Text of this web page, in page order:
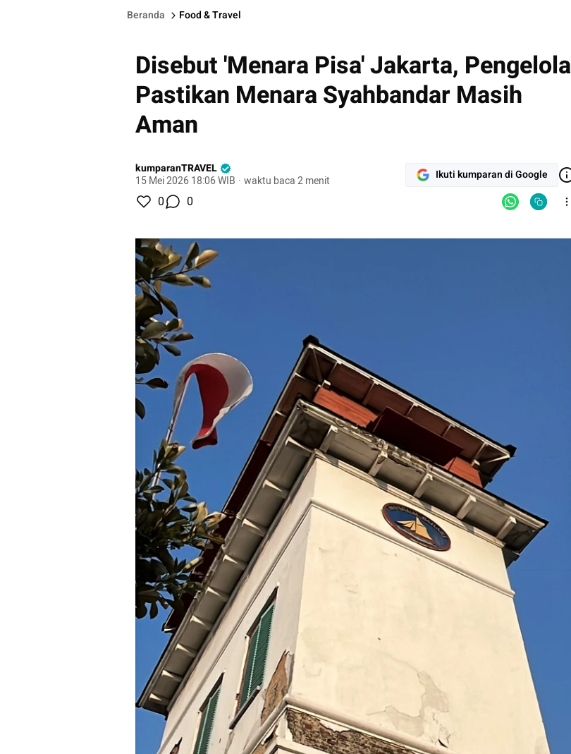
Beranda Food & Travel
Disebut 'Menara Pisa' Jakarta, Pengelola
Pastikan Menara Syahbandar Masih
Aman
kumparanTRAVEL
15 Mei 2026 18:06 WIB · waktu baca 2 menit Ikuti kumparan di Google
0 0